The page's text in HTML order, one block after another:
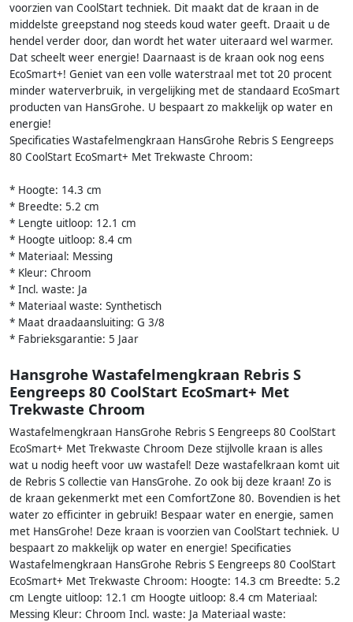
voorzien van CoolStart techniek. Dit maakt dat de kraan in de
middelste greepstand nog steeds koud water geeft. Draait u de
hendel verder door, dan wordt het water uiteraard wel warmer.
Dat scheelt weer energie! Daarnaast is de kraan ook nog eens
EcoSmart+! Geniet van een volle waterstraal met tot 20 procent
minder waterverbruik, in vergelijking met de standaard EcoSmart
producten van HansGrohe. U bespaart zo makkelijk op water en
energie!
Specificaties Wastafelmengkraan HansGrohe Rebris S Eengreeps
80 CoolStart EcoSmart+ Met Trekwaste Chroom:
* Hoogte: 14.3 cm
* Breedte: 5.2 cm
* Lengte uitloop: 12.1 cm
* Hoogte uitloop: 8.4 cm
* Materiaal: Messing
* Kleur: Chroom
* Incl. waste: Ja
* Materiaal waste: Synthetisch
* Maat draadaansluiting: G 3/8
* Fabrieksgarantie: 5 Jaar
Hansgrohe Wastafelmengkraan Rebris S
Eengreeps 80 CoolStart EcoSmart+ Met
Trekwaste Chroom
Wastafelmengkraan HansGrohe Rebris S Eengreeps 80 CoolStart
EcoSmart+ Met Trekwaste Chroom Deze stijlvolle kraan is alles
wat u nodig heeft voor uw wastafel! Deze wastafelkraan komt uit
de Rebris S collectie van HansGrohe. Zo ook bij deze kraan! Zo is
de kraan gekenmerkt met een ComfortZone 80. Bovendien is het
water zo efficinter in gebruik! Bespaar water en energie, samen
met HansGrohe! Deze kraan is voorzien van CoolStart techniek. U
bespaart zo makkelijk op water en energie! Specificaties
Wastafelmengkraan HansGrohe Rebris S Eengreeps 80 CoolStart
EcoSmart+ Met Trekwaste Chroom: Hoogte: 14.3 cm Breedte: 5.2
cm Lengte uitloop: 12.1 cm Hoogte uitloop: 8.4 cm Materiaal:
Messing Kleur: Chroom Incl. waste: Ja Materiaal waste: